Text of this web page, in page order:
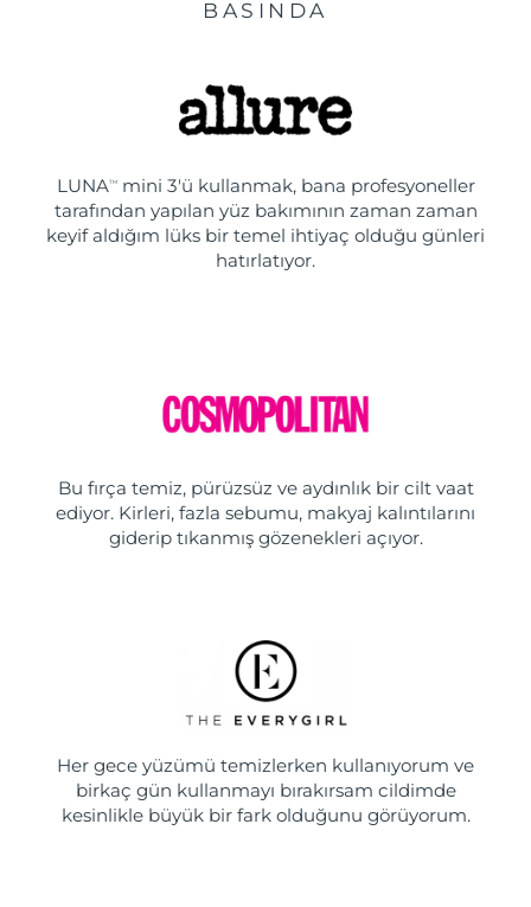
BASINDA
LUNATMmini 3'ü kullanmak, bana profesyoneller
tarafından yapılan yüz bakımının zaman zaman
keyif aldığım lüks bir temel ihtiyaç olduğu günleri
hatırlatıyor.
Bu fırça temiz, pürüzsüz ve aydınlık bir cilt vaat
ediyor. Kirleri, fazla sebumu, makyaj kalıntılarını
giderip tıkanmış gözenekleri açıyor.
Her gece yüzümü temizlerken kullanıyorum ve
birkaç gün kullanmayı bırakırsam cildimde
kesinlikle büyük bir fark olduğunu görüyorum.